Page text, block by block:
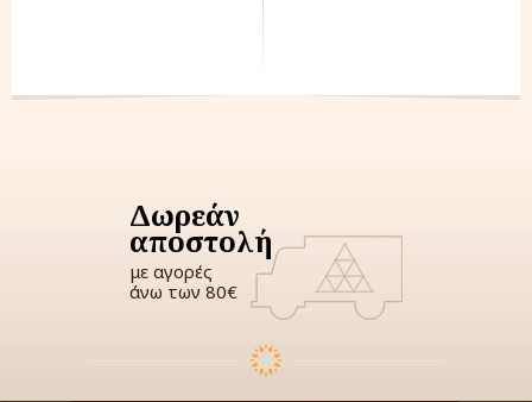
Δωρεάν
αποστολή
με αγορές
άνω των 80€